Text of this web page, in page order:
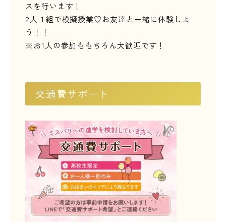
SNSをフォローして最新情報をCHECK !
スを行います！
2 人１組で模擬授業♡お友達と一緒に体験しよ
う！！
※ お1 人の参加ももちろん大歓迎です！
交通費サポート